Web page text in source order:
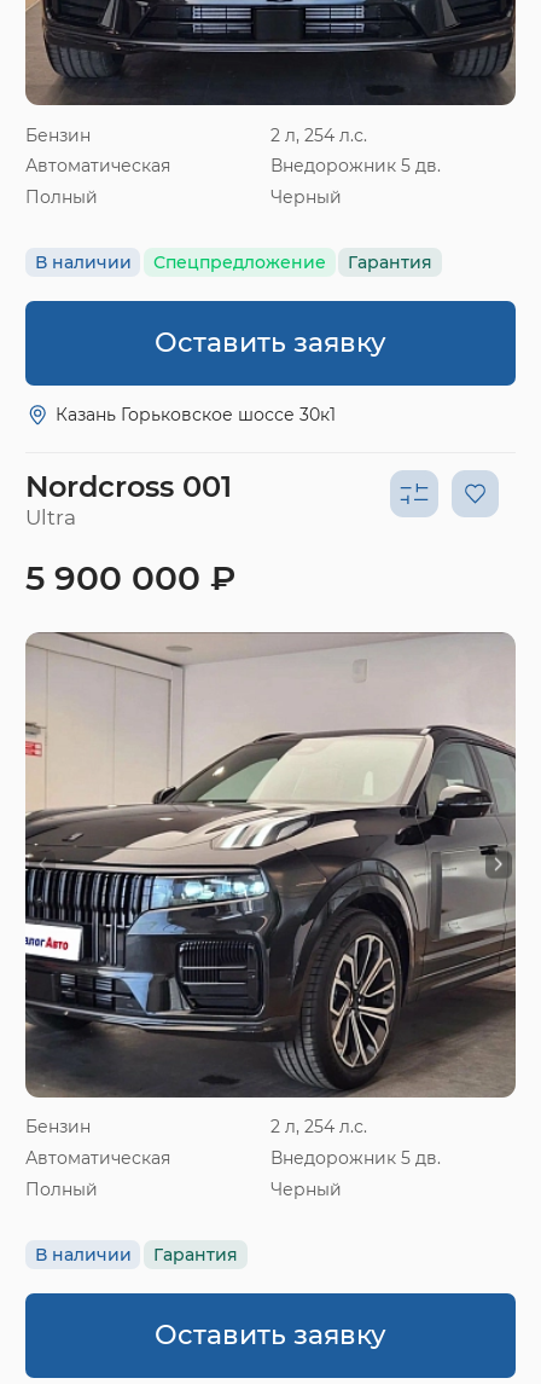
Бензин
2 л, 254 л.с.
Автоматическая
Внедорожник 5 дв.
Полный
Черный
В наличии Спецпредложение Гарантия
Оставить заявку
Казань Горьковское шоссе 30к1
Nordcross 001
Ultra
Бензин
2 л, 254 л.с.
Автоматическая
Внедорожник 5 дв.
Полный
Черный
В наличии Гарантия
5 900 000 ₽
Оставить заявку